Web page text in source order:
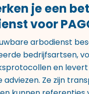
je een
voor
arbodienst
bedrijfsartsen,
en
adviezen. Ze zijn